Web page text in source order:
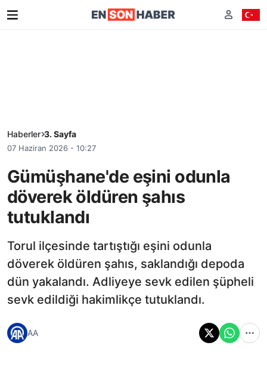
Haberler 3. Sayfa
07 Haziran 2026 - 10:27
Gümüşhane'de eşini odunla
döverek öldüren şahıs
tutuklandı
Torul ilçesinde tartıştığı eşini odunla
döverek öldüren şahıs, saklandığı depoda
dün yakalandı. Adliyeye sevk edilen şüpheli
sevk edildiği hakimlikçe tutuklandı.
AA